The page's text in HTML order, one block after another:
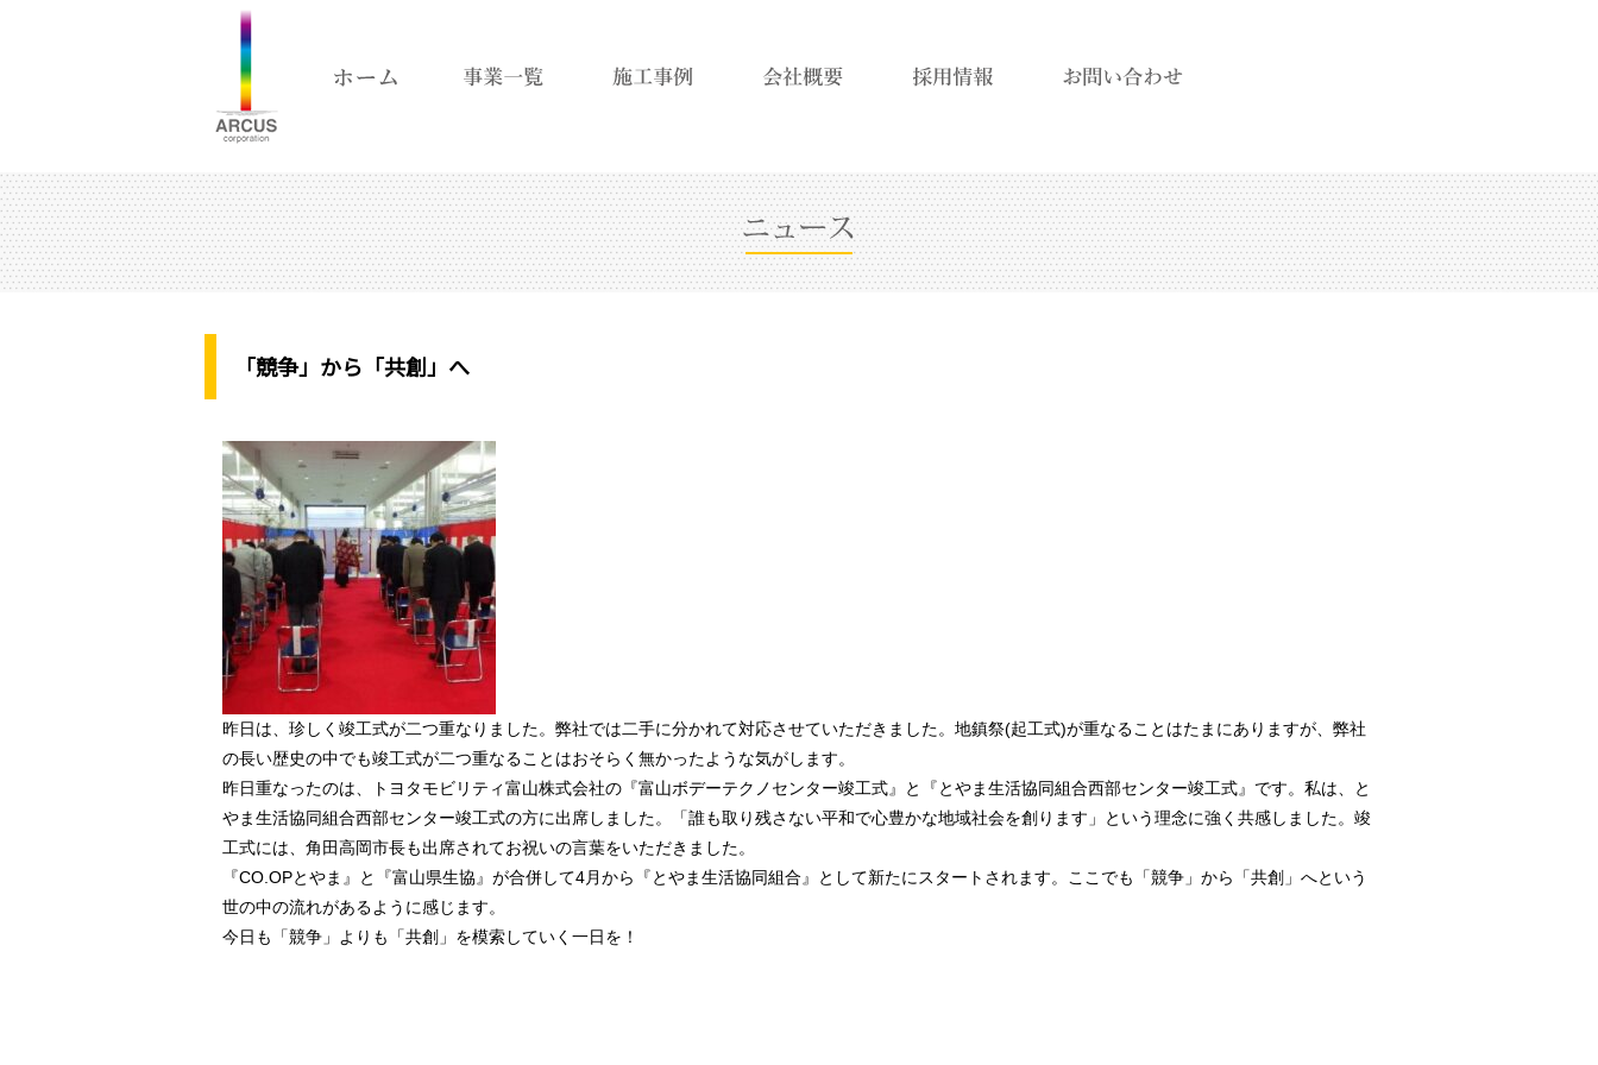
「競争」から「共創」へ
昨日は、珍しく竣工式が二つ重なりました。弊社では二手に分かれて対応させていただきました。地鎮祭(起工式)が重なることはたまにありますが、弊社
の長い歴史の中でも竣工式が二つ重なることはおそらく無かったような気がします。
昨日重なったのは、トヨタモビリティ富山株式会社の『富山ボデーテクノセンター竣工式』と『とやま生活協同組合西部センター竣工式』です。私は、と
やま生活協同組合西部センター竣工式の方に出席しました。「誰も取り残さない平和で心豊かな地域社会を創ります」という理念に強く共感しました。竣
工式には、角田高岡市長も出席されてお祝いの言葉をいただきました。
『CO.OPとやま』と『富山県生協』が合併して4月から『とやま生活協同組合』として新たにスタートされます。ここでも「競争」から「共創」へという
世の中の流れがあるように感じます。
今日も「競争」よりも「共創」を模索していく一日を！